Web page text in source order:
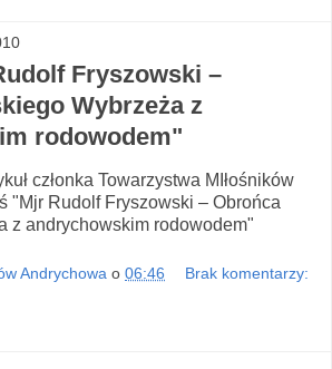
Fryszowski –
Wybrzeża z
rodowodem"
członka Towarzystwa MIłośników
"Mjr Rudolf Fryszowski – Obrońca
z andrychowskim rodowodem"
Andrychowa o 06:46 Brak komentarzy: